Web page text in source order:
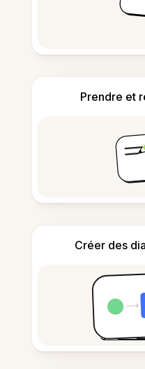
Prendre et
Créer des